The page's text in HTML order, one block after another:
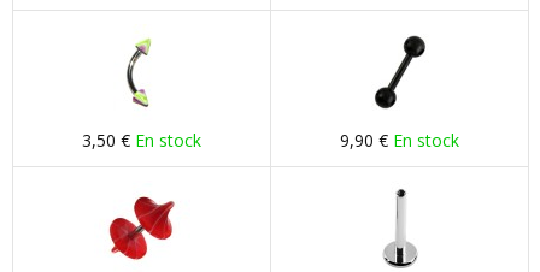
3,50 € En stock 9,90 € En stock